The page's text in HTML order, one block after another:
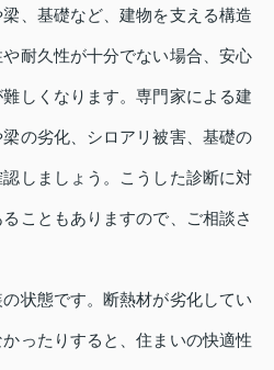
、基礎など、建物を支える構造
耐久性が十分でない場合、安心
しくなります。専門家による建
の劣化、シロアリ被害、基礎の
しましょう。こうした診断に対
こともありますので、ご相談さ
状態です。断熱材が劣化してい
ったりすると、住まいの快適性